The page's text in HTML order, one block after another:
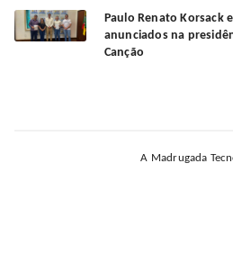
Paulo Renato Korsack
anunciados na
Canção
A Madrugada